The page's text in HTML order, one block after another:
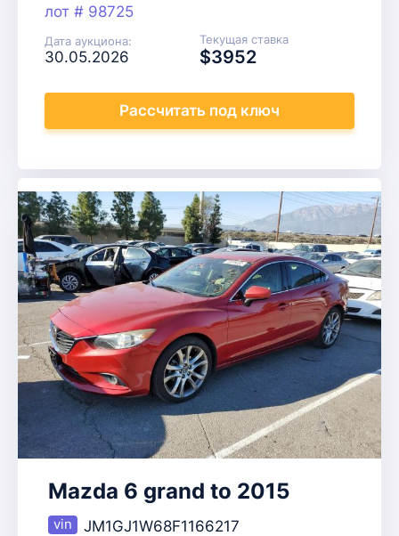
лот # 98725
Дата аукциона:
30.05.2026
Текущая ставка
$3952
Рассчитать под ключ
Mazda 6 grand to 2015
JM1GJ1W68F1166217